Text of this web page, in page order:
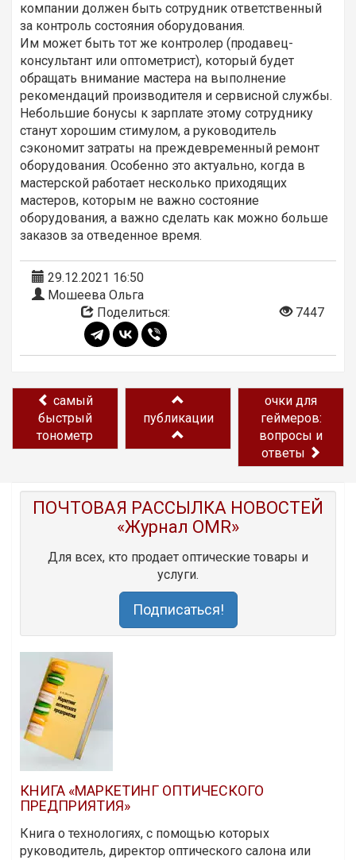
компании должен быть сотрудник ответственный
за контроль состояния оборудования.
Им может быть тот же контролер (продавец-
консультант или оптометрист), который будет
обращать внимание мастера на выполнение
рекомендаций производителя и сервисной службы.
Небольшие бонусы к зарплате этому сотруднику
станут хорошим стимулом, а руководитель
сэкономит затраты на преждевременный ремонт
оборудования. Особенно это актуально, когда в
мастерской работает несколько приходящих
мастеров, которым не важно состояние
оборудования, а важно сделать как можно больше
заказов за отведенное время.
29.12.2021 16:50
Мошеева Ольга
Поделиться:
7447
самый
быстрый
тонометр
публикации
очки для
геймеров:
вопросы и
ответы
ПОЧТОВАЯ РАССЫЛКА НОВОСТЕЙ
«Журнал OMR»
Для всех, кто продает оптические товары и
услуги.
Подписаться!
КНИГА «МАРКЕТИНГ ОПТИЧЕСКОГО
ПРЕДПРИЯТИЯ»
Книга о технологиях, с помощью которых
руководитель, директор оптического салона или